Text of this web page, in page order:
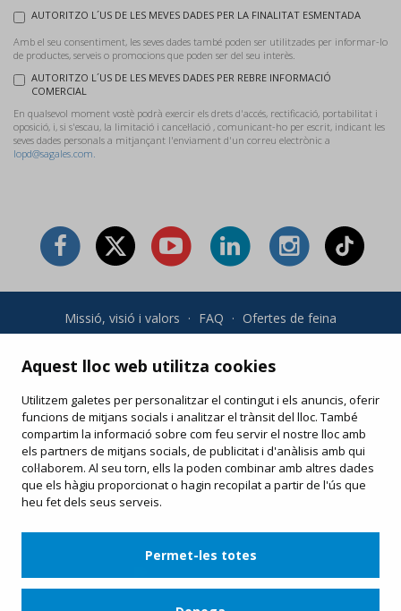
Aquest lloc web utilitza cookies
Utilitzem galetes per personalitzar el contingut i els anuncis, oferir
funcions de mitjans socials i analitzar el trànsit del lloc. També
compartim la informació sobre com feu servir el nostre lloc amb
els partners de mitjans socials, de publicitat i d'anàlisis amb qui
col·laborem. Al seu torn, ells la poden combinar amb altres dades
que els hàgiu proporcionat o hagin recopilat a partir de l'ús que
heu fet dels seus serveis.
Permet-les totes
AUTORITZO L´US DE LES MEVES DADES PER LA FINALITAT ESMENTADA
Amb el seu consentiment, les seves dades també poden ser utilitzades per informar-lo
de productes, serveis o promocions que poden ser del seu interès.
AUTORITZO L´US DE LES MEVES DADES PER REBRE INFORMACIÓ
COMERCIAL
En qualsevol moment vostè podrà exercir els drets d'accés, rectificació, portabilitat i
oposició, i, si s'escau, la limitació i cancel·lació , comunicant-ho per escrit, indicant les
seves dades personals a mitjançant l'enviament d'un correu electrònic a
lopd@sagales.com.
Missió, visió i valors · FAQ · Ofertes de feina
compra · Política de cookies
Les teves compres online
Modifica o torna a imprimir el teu e-ticket